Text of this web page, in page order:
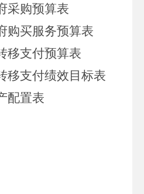
采购预算表
购买服务预算表
移支付预算表
移支付绩效目标表
配置表